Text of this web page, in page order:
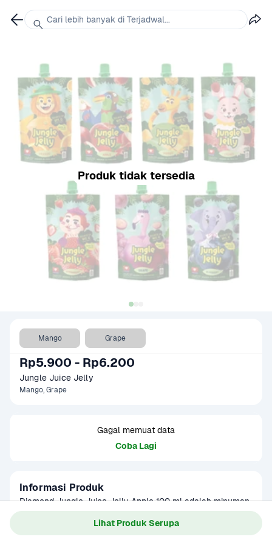
Lihat Produk Serupa
Produk tidak tersedia
Mango Grape
Rp5.900 - Rp6.200
Jungle Juice Jelly
Mango, Grape
Gagal memuat data
Coba Lagi
Informasi Produk
Diamond Jungle Juice Jelly Apple 100 ml adalah minuman
segar berbentuk jelly dengan rasa apel yang manis dan
menyegarkan, dikemas dalam botol praktis berukuran 100
Kategori Minuman Ringan
Cari lebih banyak di Terjadwal...